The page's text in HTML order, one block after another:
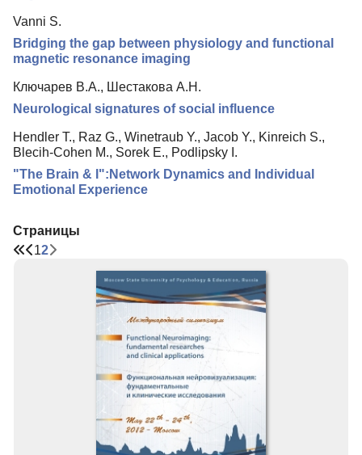
Vanni S.
Bridging the gap between physiology and functional
magnetic resonance imaging
Ключарев В.А., Шестакова А.Н.
Neurological signatures of social influence
Hendler T., Raz G., Winetraub Y., Jacob Y., Kinreich S.,
Blecih-Cohen M., Sorek E., Podlipsky I.
"The Brain & I":Network Dynamics and Individual
Emotional Experience
Страницы
12